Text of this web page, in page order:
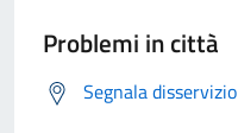
Problemi in città
Segnala disservizio